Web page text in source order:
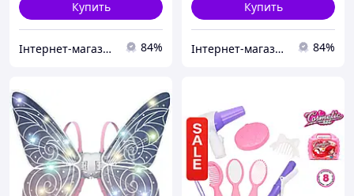
Купить
Інтернет-магазин MEGA TOOLS 84%
Купить
Інтернет-магазин MEGA TOOLS 84%